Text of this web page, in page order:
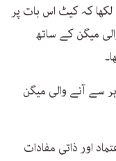
لکھا کہ کیٹ اس بات پر
میگن کے ساتھ
سے آنے والی میگن
اور ذاتی مفادات